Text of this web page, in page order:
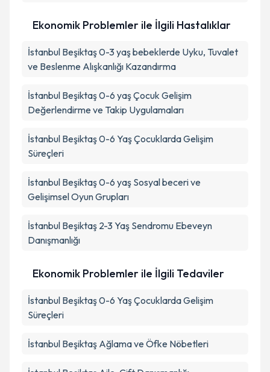
Ekonomik Problemler ile İlgili Hastalıklar
İstanbul Beşiktaş 0-3 yaş bebeklerde Uyku, Tuvalet
ve Beslenme Alışkanlığı Kazandırma
İstanbul Beşiktaş 0-6 yaş Çocuk Gelişim
Değerlendirme ve Takip Uygulamaları
İstanbul Beşiktaş 0-6 Yaş Çocuklarda Gelişim
Süreçleri
İstanbul Beşiktaş 0-6 yaş Sosyal beceri ve
Gelişimsel Oyun Grupları
İstanbul Beşiktaş 2-3 Yaş Sendromu Ebeveyn
Danışmanlığı
Ekonomik Problemler ile İlgili Tedaviler
İstanbul Beşiktaş 0-6 Yaş Çocuklarda Gelişim
Süreçleri
İstanbul Beşiktaş Ağlama ve Öfke Nöbetleri